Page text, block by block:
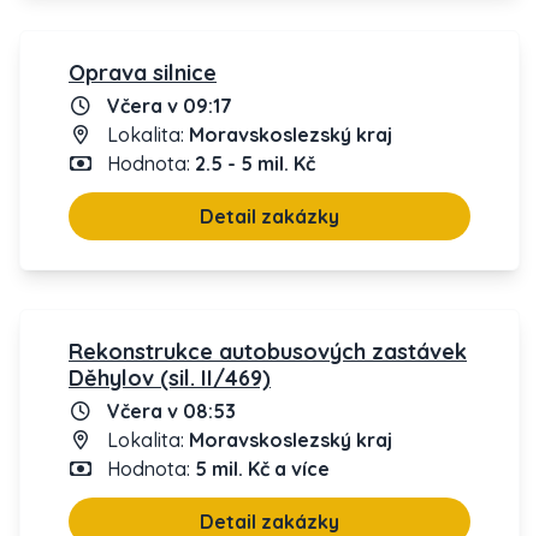
Oprava silnice
Včera v 09:17
Lokalita: Moravskoslezský kraj
Hodnota: 2.5 - 5 mil. Kč
Detail zakázky
Rekonstrukce autobusových zastávek
Děhylov (sil. II/469)
Včera v 08:53
Lokalita: Moravskoslezský kraj
Hodnota: 5 mil. Kč a více
Detail zakázky